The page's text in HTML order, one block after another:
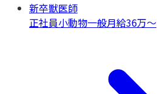
新卒獣医師
正社員小動物一般月給36万〜